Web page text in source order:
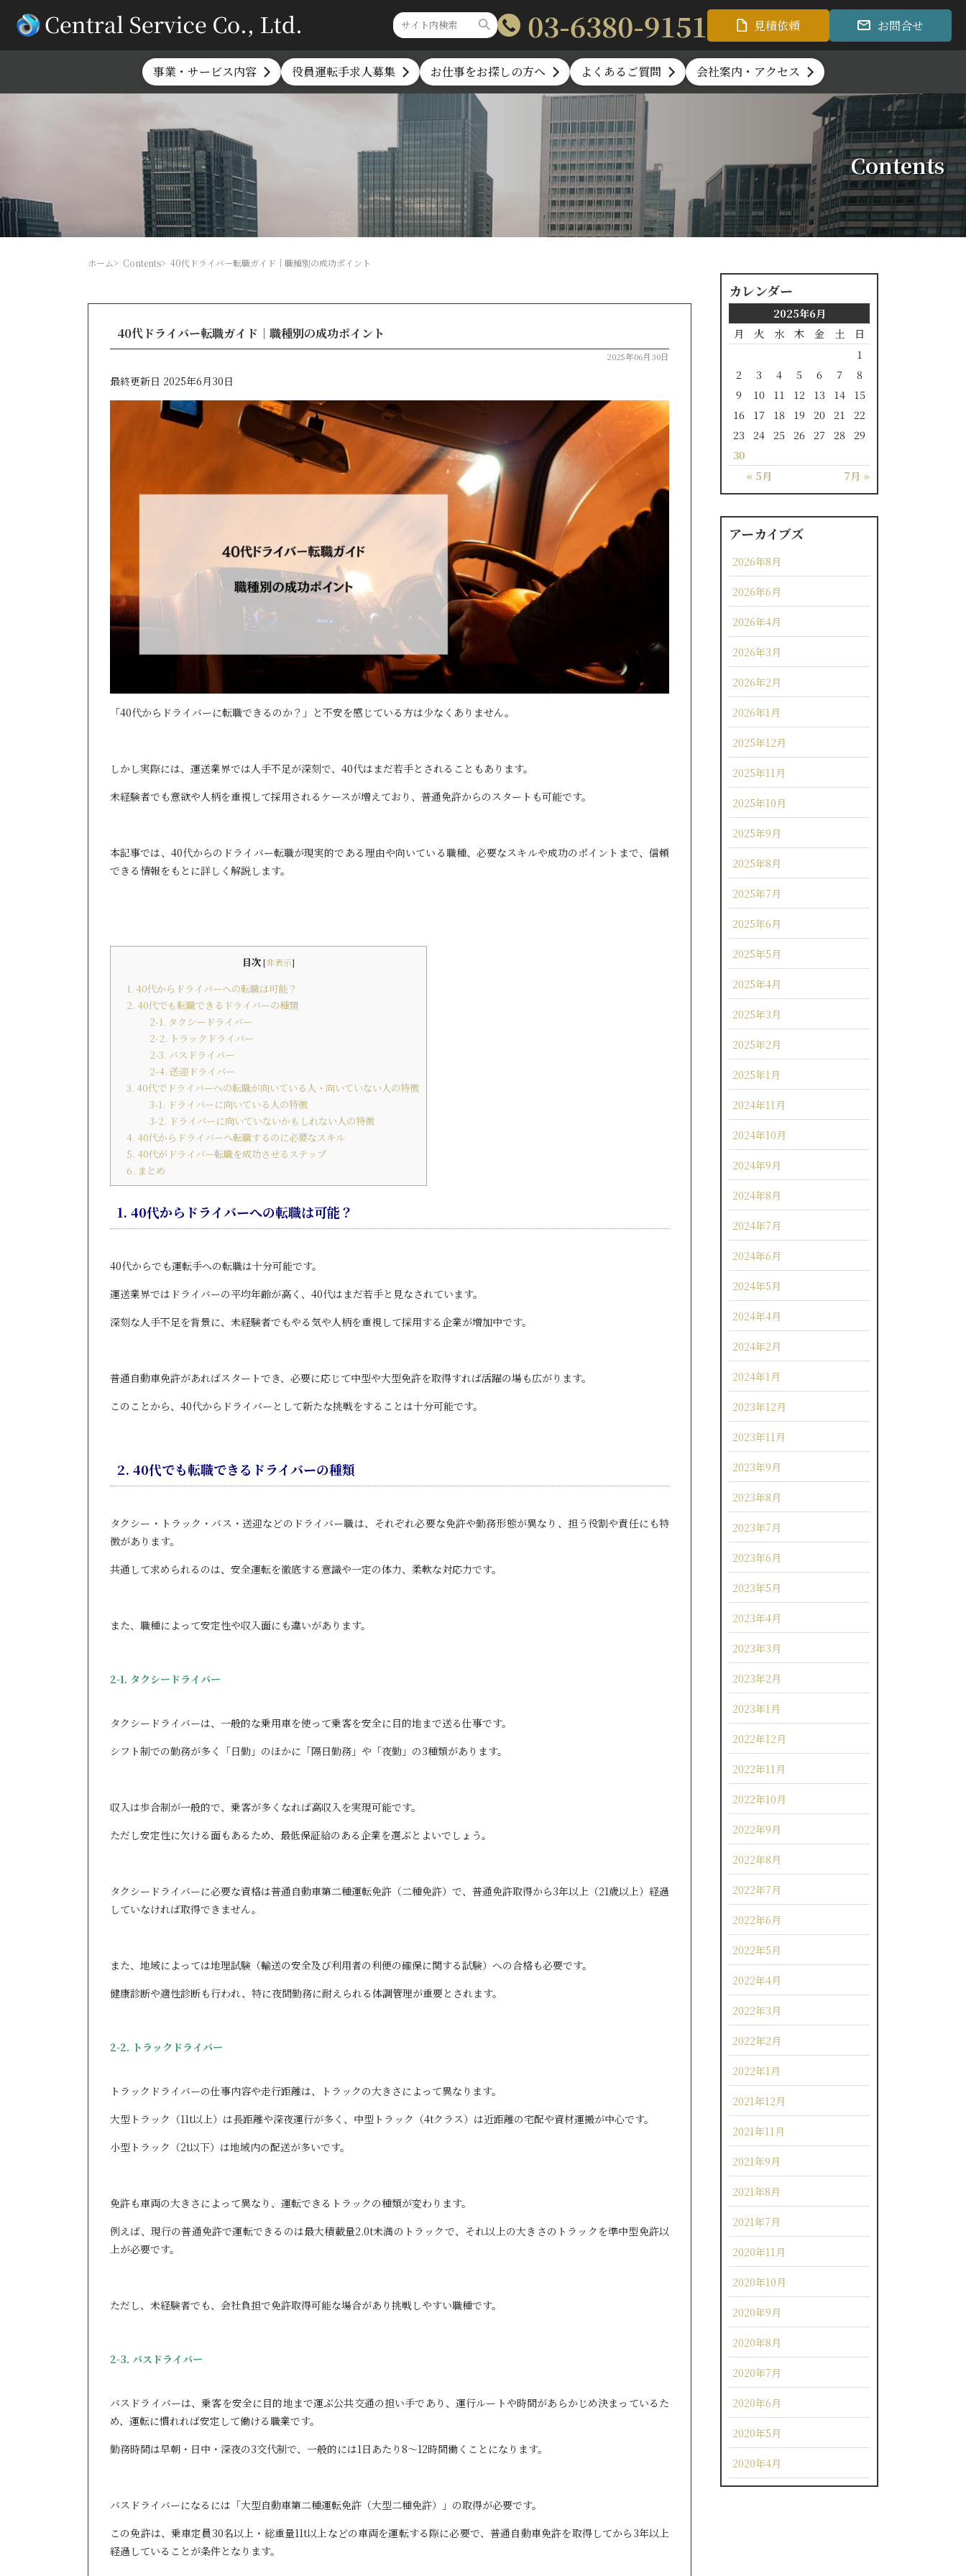
03-6380-9151 見積依頼 お問合せ
事業・サービス内容 役員運転手求人募集 お仕事をお探しの方へ よくあるご質問 会社案内・アクセス
Contents
ホーム Contents 40代ドライバー転職ガイド｜職種別の成功ポイント
40代ドライバー転職ガイド｜職種別の成功ポイント
2025年06月30日
最終更新日 2025年6月30日
「40代からドライバーに転職できるのか？」と不安を感じている方は少なくありません。
しかし実際には、運送業界では人手不足が深刻で、40代はまだ若手とされることもあります。
未経験者でも意欲や人柄を重視して採用されるケースが増えており、普通免許からのスタートも可能です。
本記事では、40代からのドライバー転職が現実的である理由や向いている職種、必要なスキルや成功のポイントまで、信頼
できる情報をもとに詳しく解説します。
目次[非表示]
1. 40代からドライバーへの転職は可能？
2. 40代でも転職できるドライバーの種類
2-1. タクシードライバー
2-2. トラックドライバー
2-3. バスドライバー
2-4. 送迎ドライバー
3. 40代でドライバーへの転職が向いている人・向いていない人の特徴
3-1. ドライバーに向いている人の特徴
3-2. ドライバーに向いていないかもしれない人の特徴
4. 40代からドライバーへ転職するのに必要なスキル
5. 40代がドライバー転職を成功させるステップ
6. まとめ
1. 40代からドライバーへの転職は可能？
40代からでも運転手への転職は十分可能です。
運送業界ではドライバーの平均年齢が高く、40代はまだ若手と見なされています。
深刻な人手不足を背景に、未経験者でもやる気や人柄を重視して採用する企業が増加中です。
普通自動車免許があればスタートでき、必要に応じて中型や大型免許を取得すれば活躍の場も広がります。
このことから、40代からドライバーとして新たな挑戦をすることは十分可能です。
2. 40代でも転職できるドライバーの種類
タクシー・トラック・バス・送迎などのドライバー職は、それぞれ必要な免許や勤務形態が異なり、担う役割や責任にも特
徴があります。
共通して求められるのは、安全運転を徹底する意識や一定の体力、柔軟な対応力です。
また、職種によって安定性や収入面にも違いがあります。
2-1. タクシードライバー
タクシードライバーは、一般的な乗用車を使って乗客を安全に目的地まで送る仕事です。
シフト制での勤務が多く「日勤」のほかに「隔日勤務」や「夜勤」の3種類があります。
収入は歩合制が一般的で、乗客が多くなれば高収入を実現可能です。
ただし安定性に欠ける面もあるため、最低保証給のある企業を選ぶとよいでしょう。
タクシードライバーに必要な資格は普通自動車第二種運転免許（二種免許）で、普通免許取得から3年以上（21歳以上）経過
していなければ取得できません。
また、地域によっては地理試験（輸送の安全及び利用者の利便の確保に関する試験）への合格も必要です。
健康診断や適性診断も行われ、特に夜間勤務に耐えられる体調管理が重要とされます。
2-2. トラックドライバー
トラックドライバーの仕事内容や走行距離は、トラックの大きさによって異なります。
大型トラック（11t以上）は長距離や深夜運行が多く、中型トラック（4tクラス）は近距離の宅配や資材運搬が中心です。
小型トラック（2t以下）は地域内の配送が多いです。
免許も車両の大きさによって異なり、運転できるトラックの種類が変わります。
例えば、現行の普通免許で運転できるのは最大積載量2.0t未満のトラックで、それ以上の大きさのトラックを準中型免許以
上が必要です。
ただし、未経験者でも、会社負担で免許取得可能な場合があり挑戦しやすい職種です。
2-3. バスドライバー
バスドライバーは、乗客を安全に目的地まで運ぶ公共交通の担い手であり、運行ルートや時間があらかじめ決まっているた
め、運転に慣れれば安定して働ける職業です。
勤務時間は早朝・日中・深夜の3交代制で、一般的には1日あたり8～12時間働くことになります。
バスドライバーになるには「大型自動車第二種運転免許（大型二種免許）」の取得が必要です。
この免許は、乗車定員30名以上・総重量11t以上などの車両を運転する際に必要で、普通自動車免許を取得してから3年以上
経過していることが条件となります。
カレンダー
2025年6月
月
火 水 木 金 土 日
« 5月 7月 »
1
2
3 4 5 6 7
8
9
10 11 12 13 14
15
16
17 18 19 20 21
22
23
24 25 26 27 28
29
30
アーカイブズ
2026年8月
2026年6月
2026年4月
2026年3月
2026年2月
2026年1月
2025年12月
2025年11月
2025年10月
2025年9月
2025年8月
2025年7月
2025年6月
2025年5月
2025年4月
2025年3月
2025年2月
2025年1月
2024年11月
2024年10月
2024年9月
2024年8月
2024年7月
2024年6月
2024年5月
2024年4月
2024年2月
2024年1月
2023年12月
2023年11月
2023年9月
2023年8月
2023年7月
2023年6月
2023年5月
2023年4月
2023年3月
2023年2月
2023年1月
2022年12月
2022年11月
2022年10月
2022年9月
2022年8月
2022年7月
2022年6月
2022年5月
2022年4月
2022年3月
2022年2月
2022年1月
2021年12月
2021年11月
2021年9月
2021年8月
2021年7月
2020年11月
2020年10月
2020年9月
2020年8月
2020年7月
2020年6月
2020年5月
2020年4月